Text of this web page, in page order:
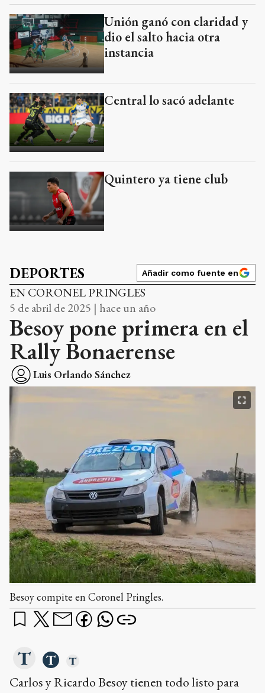
Unión ganó con claridad y
dio el salto hacia otra
instancia
Central lo sacó adelante
Quintero ya tiene club
DEPORTES Añadir como fuente en
EN CORONEL PRINGLES
5 de abril de 2025 | hace un año
Besoy pone primera en el
Rally Bonaerense
Luis Orlando Sánchez
Besoy compite en Coronel Pringles.
Carlos y Ricardo Besoy tienen todo listo para